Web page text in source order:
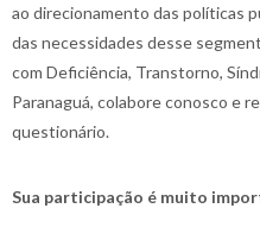
ao direcionamento das políticas
das necessidades desse
com Deficiência, Transtorno,
Paranaguá, colabore conosco e
questionário.
Sua participação é muito